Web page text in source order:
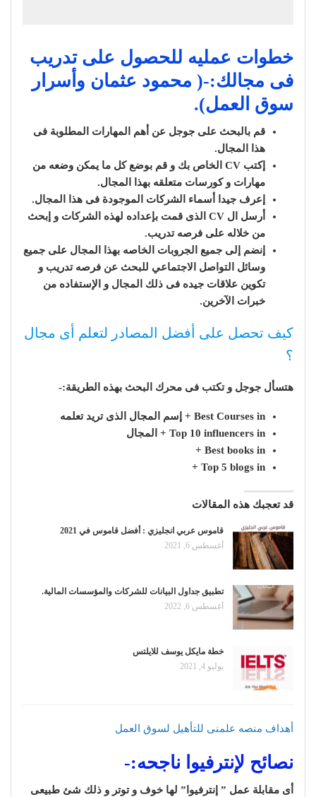
خطوات عمليه للحصول على تدريب
فى مجالك:-( محمود عثمان وأسرار
سوق العمل).
قم بالبحث على جوجل عن أهم المهارات المطلوبة فى
هذا المجال.
إكتب CV الخاص بك و قم بوضع كل ما يمكن وضعه من
مهارات و كورسات متعلقه بهذا المجال.
إعرف جيدا أسماء الشركات الموجودة فى هذا المجال.
أرسل ال CV الذى قمت بإعداده لهذه الشركات و إبحث
من خلاله على فرصه تدريب.
إنضم إلى جميع الجروبات الخاصه بهذا المجال على جميع
وسائل التواصل الاجتماعي للبحث عن فرصه تدريب و
تكوين علاقات جيده فى ذلك المجال و الإستفاده من
خبرات الآخرين.
كيف تحصل على أفضل المصادر لتعلم أى مجال
؟
هتسأل جوجل و تكتب فى محرك البحث بهذه الطريقة:-
Best Courses in + إسم المجال الذى تريد تعلمه
Top 10 influencers in + المجال
Best books in +
Top 5 blogs in +
قد تعجبك هذه المقالات
قاموس عربي انجليزي : أفضل قاموس في 2021
أغسطس 6, 2021
تطبيق جداول البيانات للشركات والمؤسسات المالية.
أغسطس 6, 2022
خطة مايكل يوسف للايلتس
يوليو 4, 2021
أهداف منصه علمنى للتأهيل لسوق العمل
نصائح لإنترفيوا ناجحه:-
أى مقابلة عمل ” إنترفيوا” لها خوف و توتر و ذلك شئ طبيعى